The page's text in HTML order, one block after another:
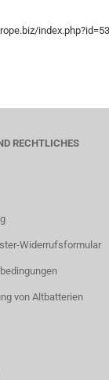
RECHTLICHES
Widerrufsformular
von Altbatterien